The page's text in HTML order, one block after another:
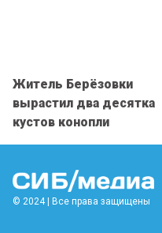
Житель Берёзовки
вырастил два десятка
кустов конопли
© 2024 | Все права защищены